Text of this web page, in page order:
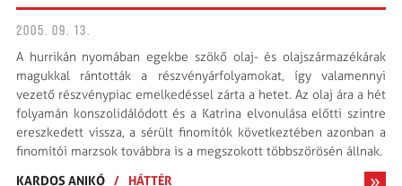
2005. 09. 13.
A hurrikán nyomában egekbe szökő olaj- és olajszármazékárak
magukkal rántották a részvényárfolyamokat, így valamennyi
vezető részvénypiac emelkedéssel zárta a hetet. Az olaj ára a hét
folyamán konszolidálódott és a Katrina elvonulása előtti szintre
ereszkedett vissza, a sérült finomítók következtében azonban a
finomítói marzsok továbbra is a megszokott többszörösén állnak.
KARDOS ANIKÓ / HÁTTÉR